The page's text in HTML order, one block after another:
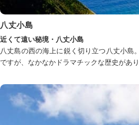
八丈小島
近くて遠い秘境・八丈小島
八丈島の西の海上に鋭く切り立つ八丈小
ですが、なかなかドラマチックな歴史があり